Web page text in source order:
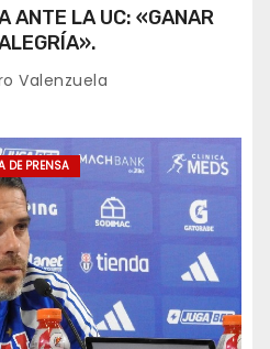
ANTE LA UC: «GANAR
Valenzuela
DE PRENSA